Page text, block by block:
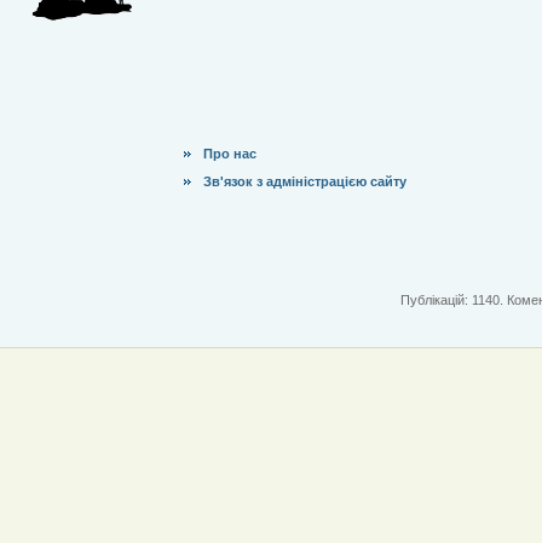
Про нас
Зв'язок з адміністрацією сайту
Публікацій: 1140.